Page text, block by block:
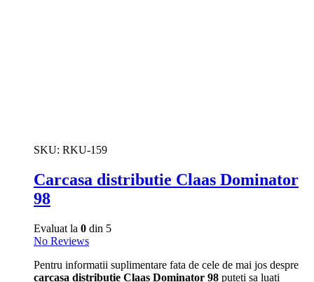
SKU: RKU-159
Carcasa distributie Claas Dominator
98
Evaluat la 0 din 5
No Reviews
Pentru informatii suplimentare fata de cele de mai jos despre
carcasa distributie Claas Dominator 98 puteti sa luati